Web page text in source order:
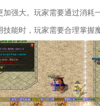
加强大。玩家需要通过消耗
能时，玩家需要合理掌握